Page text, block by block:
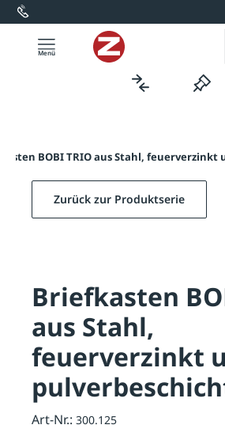
springen
BOBI TRIO aus Stahl,
Zurück zur Produktserie
Briefkasten
aus Stahl,
feuerverzinkt
Art-Nr.: 300.125